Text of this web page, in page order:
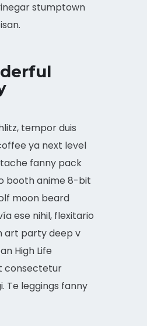
stumptown
tempor duis
ya next level
fanny pack
booth anime 8-bit
moon beard
ese nihil, flexitario
art party deep v
High Life
consectetur
Te leggings fanny